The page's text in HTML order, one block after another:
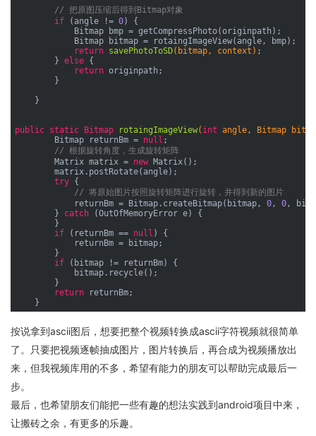
// 把原图压缩后得到Bitmap对象
if (angle != 0) {
            Bitmap bmp = getCompressPhoto(originpath);
            Bitmap bitmap = rotaingImageView(angle, bmp);
return savePhotoToSD(bitmap, context) ;
        }
else {
return originpath;
        }
    }
public static Bitmap rotaingImageView( int angle, Bitmap
        Bitmap returnBm =
null ;
// 根据旋转角度，生成旋转矩阵
        Matrix matrix =
new Matrix();
        matrix.postRotate(angle);
try {
// 将原始图片按照旋转矩阵进行旋转，并得到新的图片
            returnBm = Bitmap.createBitmap(bitmap,
0 , 0 ,
        }
catch (OutOfMemoryError e) {
        }
if (returnBm == null ) {
            returnBm = bitmap;
        }
if (bitmap != returnBm) {
            bitmap.recycle();
        }
return returnBm;
按说拿到ascii图后，想要把整个视频转换成ascii字符视频就很简单
了。只要把视频逐帧抽成图片，图片转换后，再合成为视频播放出
来，但我视频库用的不多，希望有能力的朋友可以帮助完成最后一
步。
最后，也希望朋友们能把一些有趣的想法实践到android项目中来，
让搬砖之余，有更多的乐趣。